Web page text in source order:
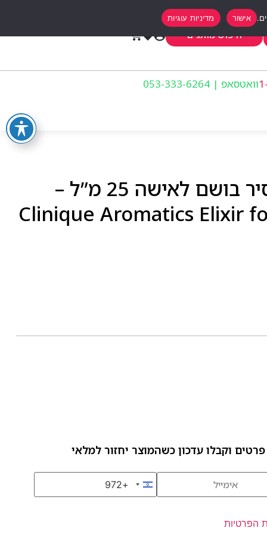
חיפוש מותגים
וואטסאפ | 053-333-6264
קליניק ארומטיק אלקסיר בושם לאישה 25 מ”ל –
Clinique Aromatics Elixir
וקבלו עדכון כשהמוצר יחזור למלאי
Israel +972
+972
הפרטיות
אישור מדיניות עוגיות